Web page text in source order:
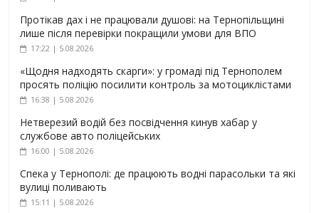
Протікав дах і не працювали душові: на Тернопільщині
лише після перевірки покращили умови для ВПО
17:22 | 5.08.2026
«Щодня надходять скарги»: у громаді під Тернополем
просять поліцію посилити контроль за мотоциклістами
16:38 | 5.08.2026
Нетверезий водій без посвідчення кинув хабар у
службове авто поліцейських
16:00 | 5.08.2026
Спека у Тернополі: де працюють водні парасольки та які
вулиці поливають
15:11 | 5.08.2026